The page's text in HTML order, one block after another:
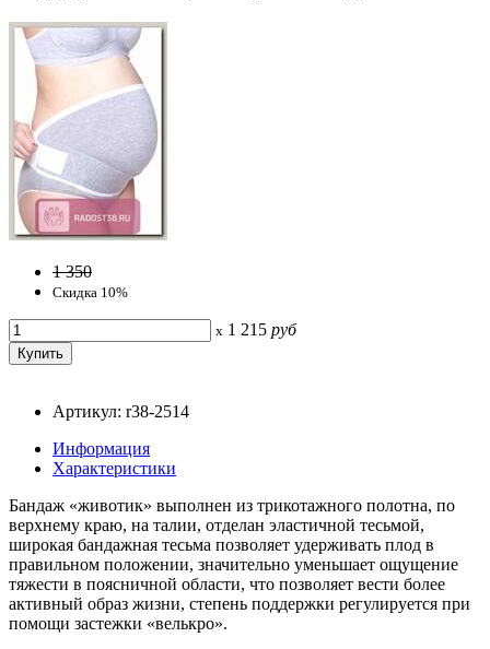
1 350
Скидка 10%
x 1 215 руб
Артикул: r38-2514
Информация
Характеристики
Бандаж «животик» выполнен из трикотажного полотна, по
верхнему краю, на талии, отделан эластичной тесьмой,
широкая бандажная тесьма позволяет удерживать плод в
правильном положении, значительно уменьшает ощущение
тяжести в поясничной области, что позволяет вести более
активный образ жизни, степень поддержки регулируется при
помощи застежки «велькро».